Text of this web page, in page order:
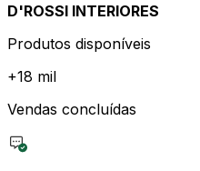
D'ROSSI INTERIORES
Produtos disponíveis
+18 mil
Vendas concluídas